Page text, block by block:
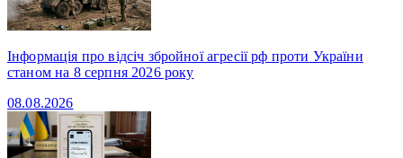
Інформація про відсіч збройної агресії рф проти України
станом на 8 серпня 2026 року
08.08.2026